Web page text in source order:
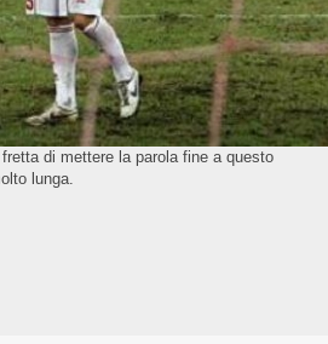
di mettere la parola fine a questo
lunga.